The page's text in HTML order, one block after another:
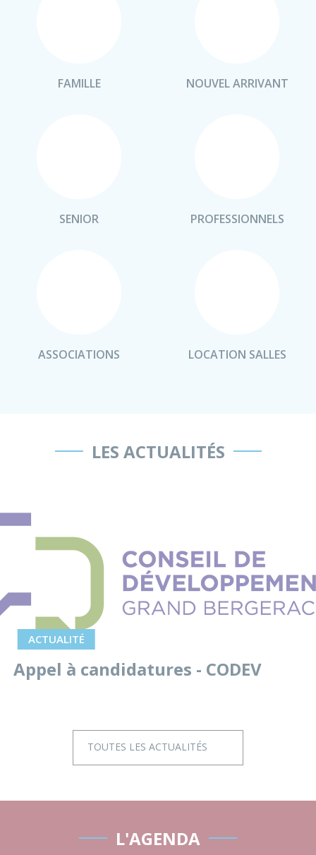
FAMILLE NOUVEL ARRIVANT
SENIOR PROFESSIONNELS
ASSOCIATIONS LOCATION SALLES
LES ACTUALITÉS
ACTUALITÉ
Appel à candidatures - CODEV
TOUTES LES ACTUALITÉS
L'AGENDA